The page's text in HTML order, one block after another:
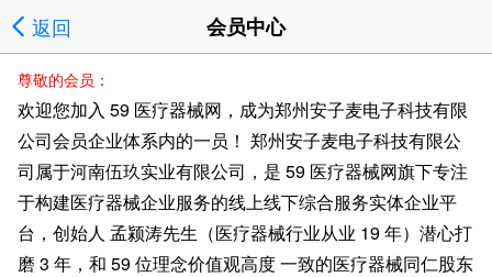
返回 会员中心
尊敬的会员：
欢迎您加入 59 医疗器械网，成为郑州安子麦电子科技有限
公司会员企业体系内的一员！ 郑州安子麦电子科技有限公
司属于河南伍玖实业有限公司，是 59 医疗器械网旗下专注
于构建医疗器械企业服务的线上线下综合服务实体企业平
台，创始人 孟颍涛先生（医疗器械行业从业 19 年）潜心打
磨 3 年，和 59 位理念价值观高度 一致的医疗器械同仁股东